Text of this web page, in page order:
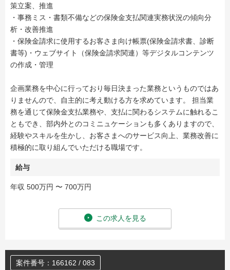
策立案、推進
・事務ミス・書類不備などの保険金支払関連実務状況の傾向分
析・改善推進
・保険金請求に使用するお客さま向け帳票(保険金請求書、診断
書等)・ウェブサイト（保険金請求関連）等デジタルコンテンツ
の作成・管理
企画業務を中心に行っており毎日決まった業務というものではあ
りませんので、自主的に考え動ける方を求めています。 担当業
務を通じて保険金支払業務や、支払に関わるシステムに触れるこ
ともでき、部内外とのコミニュケーションも多くありますので、
経験やスキルを生かし、お客さまへのサービス向上、業務改善に
積極的に取り組んでいただける職場です。
給与
年収 500万円 〜 700万円
この求人を見る
案件番号：166162 / 083